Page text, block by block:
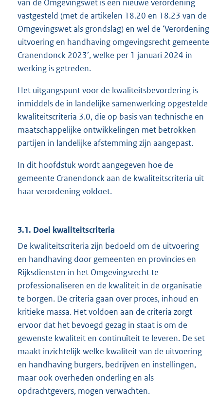
van de Omgevingswet is een nieuwe verordening
vastgesteld (met de artikelen 18.20 en 18.23 van de
Omgevingswet als grondslag) en wel de ‘Verordening
uitvoering en handhaving omgevingsrecht gemeente
Cranendonck 2023’, welke per 1 januari 2024 in
werking is getreden.
Het uitgangspunt voor de kwaliteitsbevordering is
inmiddels de in landelijke samenwerking opgestelde
kwaliteitscriteria 3.0, die op basis van technische en
maatschappelijke ontwikkelingen met betrokken
partijen in landelijke afstemming zijn aangepast.
In dit hoofdstuk wordt aangegeven hoe de
gemeente Cranendonck aan de kwaliteitscriteria uit
haar verordening voldoet.
3.1. Doel kwaliteitscriteria
De kwaliteitscriteria zijn bedoeld om de uitvoering
en handhaving door gemeenten en provincies en
Rijksdiensten in het Omgevingsrecht te
professionaliseren en de kwaliteit in de organisatie
te borgen. De criteria gaan over proces, inhoud en
kritieke massa. Het voldoen aan de criteria zorgt
ervoor dat het bevoegd gezag in staat is om de
gewenste kwaliteit en continuïteit te leveren. De set
maakt inzichtelijk welke kwaliteit van de uitvoering
en handhaving burgers, bedrijven en instellingen,
maar ook overheden onderling en als
opdrachtgevers, mogen verwachten.